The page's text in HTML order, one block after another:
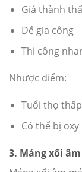
Giá thành
Dễ gia công
Thi công
Nhược điểm:
Tuổi thọ
Có thể bị
3. Máng xối